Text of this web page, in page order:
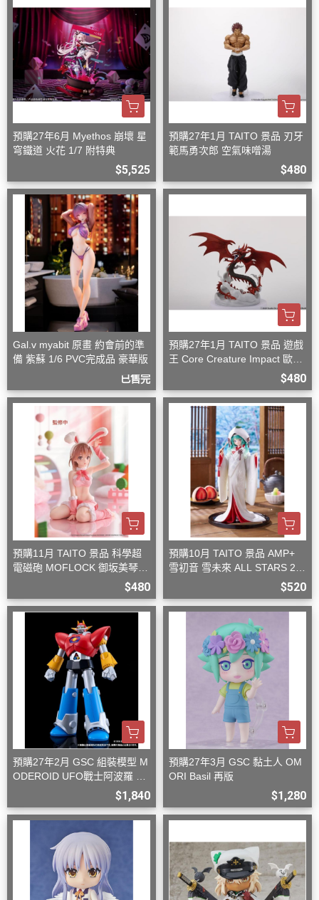
預購27年6月 Myethos 崩壞 星
穹鐵道 火花 1/7 附特典
$5,525
預購27年1月 TAITO 景品 刃牙
範馬勇次郎 空氣味噌湯
$480
Gal.v myabit 原畫 約會前的準
備 紫蘇 1/6 PVC完成品 豪華版
已售完
預購27年1月 TAITO 景品 遊戲
王 Core Creature Impact 歐西
$480
預購11月 TAITO 景品 科學超
電磁砲 MOFLOCK 御坂美琴
$480
預購10月 TAITO 景品 AMP+
雪初音 雪未來 ALL STARS 20
$520
預購27年2月 GSC 組裝模型 M
ODEROID UFO戰士阿波羅 大
$1,840
預購27年3月 GSC 黏土人 OM
ORI Basil 再版
$1,280